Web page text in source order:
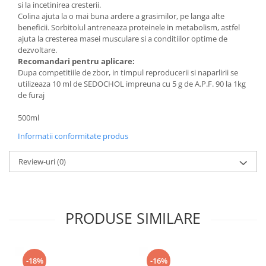
Hrană (furaje)
Hrănitori
Suplimente și grituri
Accesorii pentru făcut cuşti
Curatare copite
Accesorii veterinare
Promotor
Adjuvanți Promedivet
Cărţi zootehnice
Dezinfectanti
si la incetinirea cresterii.
Colina ajuta la o mai buna ardere a grasimilor, pe langa alte
beneficii. Sorbitolul antreneaza proteinele in metabolism, astfel
ajuta la cresterea masei musculare si a conditiilor optime de
dezvoltare.
Recomandari pentru aplicare:
Dupa competitiile de zbor, in timpul reproducerii si naparlirii se
utilizeaza 10 ml de SEDOCHOL impreuna cu 5 g de A.P.F. 90 la 1kg
de furaj
500ml
Informatii conformitate produs
Review-uri(0)
PRODUSE SIMILARE
-18% -16%